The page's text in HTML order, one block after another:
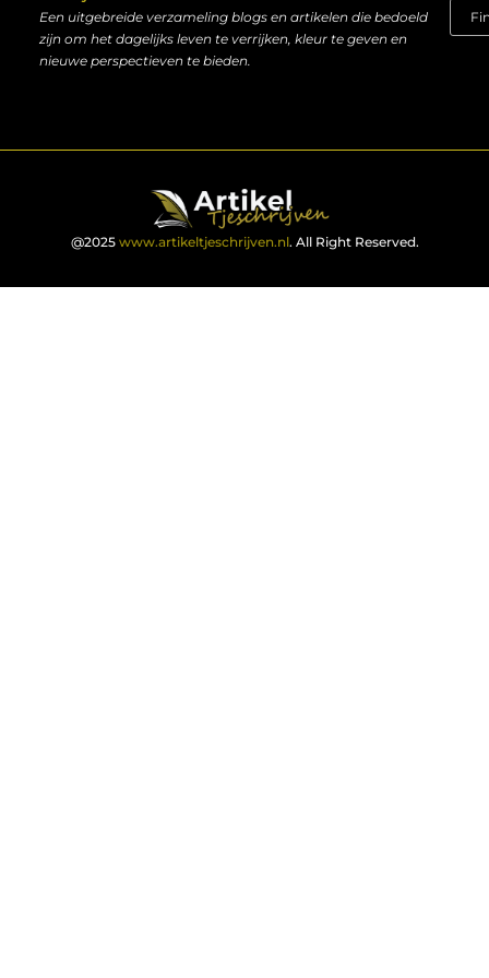
Een uitgebreide verzameling blogs en artikelen die bedoeld
zijn om het dagelijks leven te verrijken, kleur te geven en
nieuwe perspectieven te bieden.
@2025 www.artikeltjeschrijven.nl. All Right Reserved.